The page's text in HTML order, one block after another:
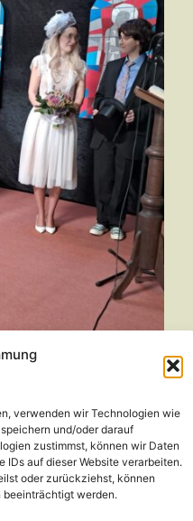
verwenden wir Technologien wie
und/oder darauf
zustimmst, können wir Daten
IDs auf dieser Website verarbeiten.
oder zurückziehst, können
beeinträchtigt werden.